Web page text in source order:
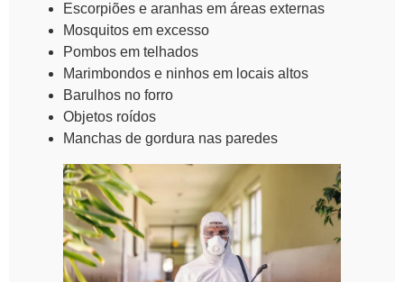
Escorpiões e aranhas em áreas externas
Mosquitos em excesso
Pombos em telhados
Marimbondos e ninhos em locais altos
Barulhos no forro
Objetos roídos
Manchas de gordura nas paredes